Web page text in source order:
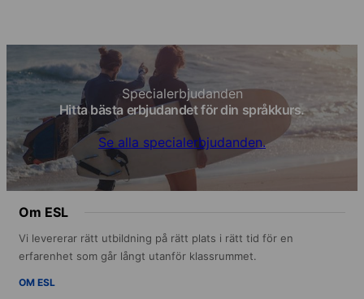
Specialerbjudanden
Hitta bästa erbjudandet för din språkkurs.
Se alla specialerbjudanden.
Om ESL
Vi levererar rätt utbildning på rätt plats i rätt tid för en
erfarenhet som går långt utanför klassrummet.
OM ESL